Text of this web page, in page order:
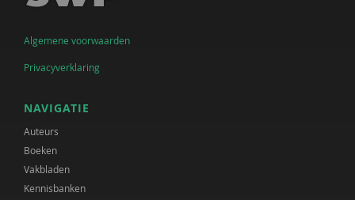
Algemene voorwaarden
Privacyverklaring
NAVIGATIE
Auteurs
Boeken
Vakbladen
Kennisbanken